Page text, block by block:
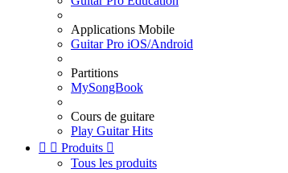
Applications Mobile
Guitar Pro iOS/Android
Partitions
MySongBook
Cours de guitare
Play Guitar Hits
  Produits 
Tous les produits